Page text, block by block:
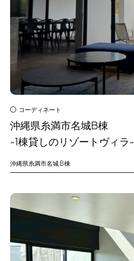
コーディネート
沖縄県糸満市名城B棟
-1棟貸しのリゾートヴィラ-
沖縄県糸満市名城 B棟